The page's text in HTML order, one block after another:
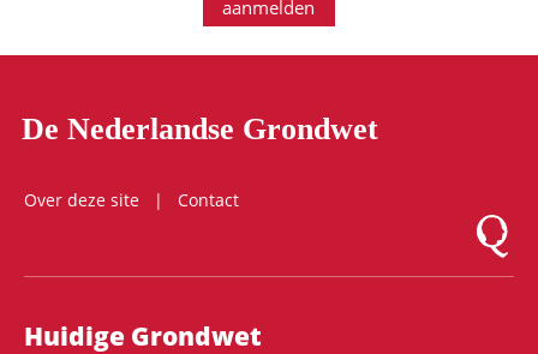
aanmelden
De Nederlandse Grondwet
Over deze site
Contact
Logo
Hoofdnavigatie
Huidige Grondwet